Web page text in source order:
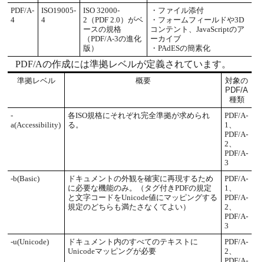
PDF/A-
4
ISO19005-
4
ISO 32000-
2（PDF 2.0）がベ
ースの規格
（PDF/A-3の進化
版）
・ファイル添付
・フォームフィールドや3D
コンテント、JavaScriptのア
ーカイブ
・PAdESの簡素化
PDF/Aの作成には準拠レベルが定義されています。
準拠レベル 概要
対象の
PDF/A
種類
-
a(Accessibility)
各ISO規格にそれぞれ完全準拠が求められ
る。
PDF/A-
1、
PDF/A-
2、
PDF/A-
3
-b(Basic)
ドキュメントの外観を確実に再現するため
に必要な機能のみ。（タグ付きPDFの規定
と文字コードをUnicode値にマッピングする
規定のどちらも満たさなくてよい）
PDF/A-
1、
PDF/A-
2、
PDF/A-
3
-u(Unicode)
ドキュメント内のすべてのテキストに
Unicodeマッピングが必要
PDF/A-
2、